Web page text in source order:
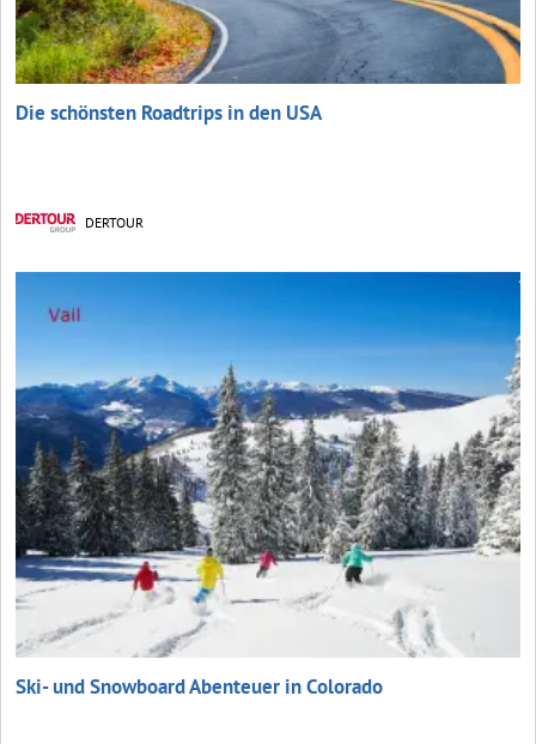
Die schönsten Roadtrips in den USA
DERTOUR
Ski- und Snowboard Abenteuer in Colorado